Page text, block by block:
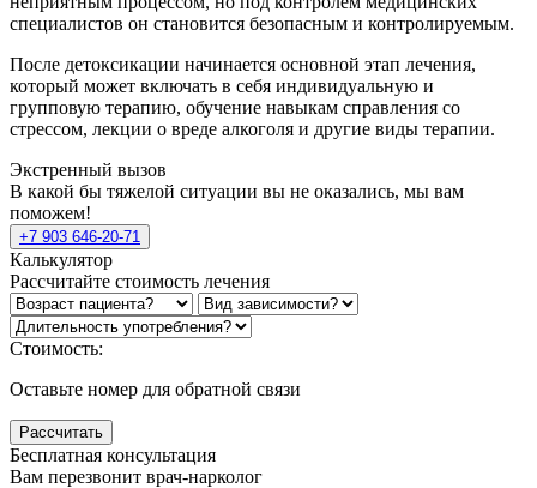
специалистов он становится безопасным и контролируемым.
После детоксикации начинается основной этап лечения,
который может включать в себя индивидуальную и
групповую терапию, обучение навыкам справления со
стрессом, лекции о вреде алкоголя и другие виды терапии.
Экстренный вызов
В какой бы тяжелой ситуации вы не оказались, мы вам
поможем!
+7 903 646-20-71
Калькулятор
Рассчитайте стоимость лечения
Стоимость:
Оставьте номер для обратной связи
Рассчитать
Бесплатная консультация
Вам перезвонит врач-нарколог